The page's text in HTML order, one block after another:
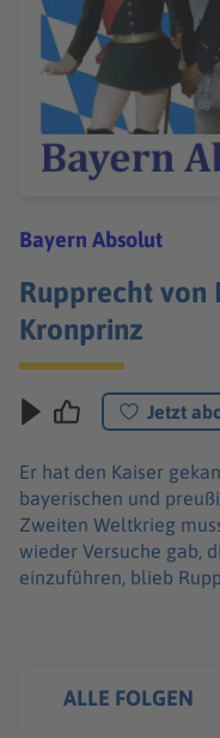
Bayern Absolut
Rupprecht von
Kronprinz
Jetzt
Er hat den Kaiser
bayerischen und
Zweiten Weltkrieg
wieder Versuche gab,
einzuführen, blieb
ALLE FOLGEN